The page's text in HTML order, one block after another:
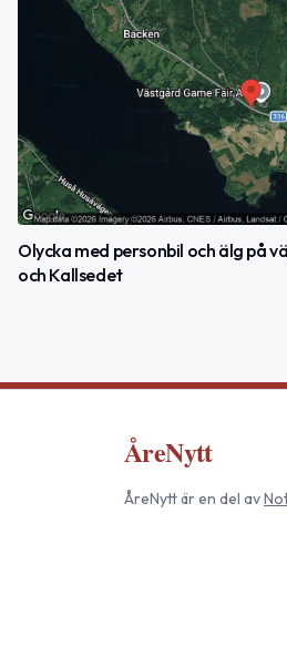
Olycka med personbil och älg på
och Kallsedet
ÅreNytt
ÅreNyttär en del av